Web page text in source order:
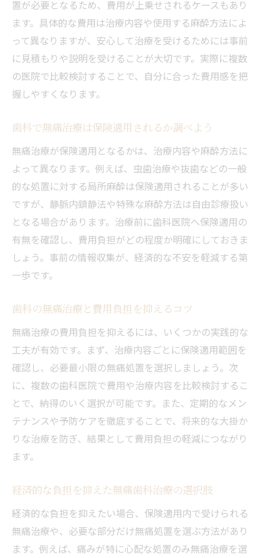
置が必要となるため、費用が上乗せされるケースもあり
ます。具体的な費用は治療内容や使用する麻酔方法によ
って異なりますが、安心して治療を受けるためには事前
に見積もりや説明を受けることが大切です。実際に複数
の医院で比較検討することで、自分に合った費用感を把
握しやすくなります。
歯科で無痛治療は保険適用されるか調べよう
無痛治療が保険適用となるかは、治療内容や麻酔方法に
よって異なります。例えば、虫歯治療や抜歯などの一般
的な処置に対する局所麻酔は保険適用されることが多い
ですが、静脈内鎮静法や特殊な麻酔方法は自由診療扱い
となる場合があります。治療前に歯科医院へ保険適用の
有無を確認し、費用負担がどの程度か明確にしておきま
しょう。事前の情報収集が、経済的な不安を軽減する第
一歩です。
歯科の無痛治療と費用負担を抑えるコツ
無痛治療の費用負担を抑えるには、いくつかの実践的な
工夫が有効です。まず、治療内容ごとに保険適用範囲を
確認し、必要最小限の無痛処置を選択しましょう。次
に、複数の歯科医院で費用や治療内容を比較検討するこ
とで、納得のいく選択が可能です。また、定期的なメン
テナンスや予防ケアを徹底することで、将来的な大掛か
りな治療を防ぎ、結果として費用負担の軽減につながり
ます。
経済的な負担を抑えた無痛歯科治療の選択肢
経済的な負担を抑えたい場合、保険適用内で受けられる
無痛治療や、必要な部分だけ無痛処置を選ぶ方法があり
ます。例えば、痛みが特に心配な処置のみ無痛治療を選